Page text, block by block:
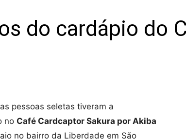
do cardápio do
pessoas seletas tiveram a
no Café Cardcaptor Sakura por Akiba
no bairro da Liberdade em São